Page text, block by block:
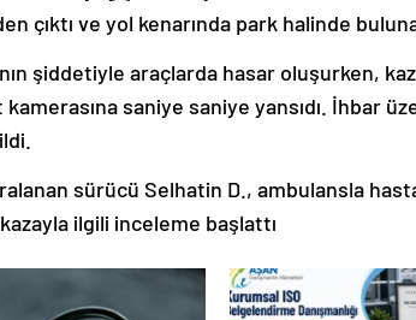
çıktı ve yol kenarında park halinde
şiddetiyle araçlarda hasar oluşurken,
saniye saniye yansıdı. İhbar
sürücü Selhatin D., ambulansla
ilgili inceleme başlattı